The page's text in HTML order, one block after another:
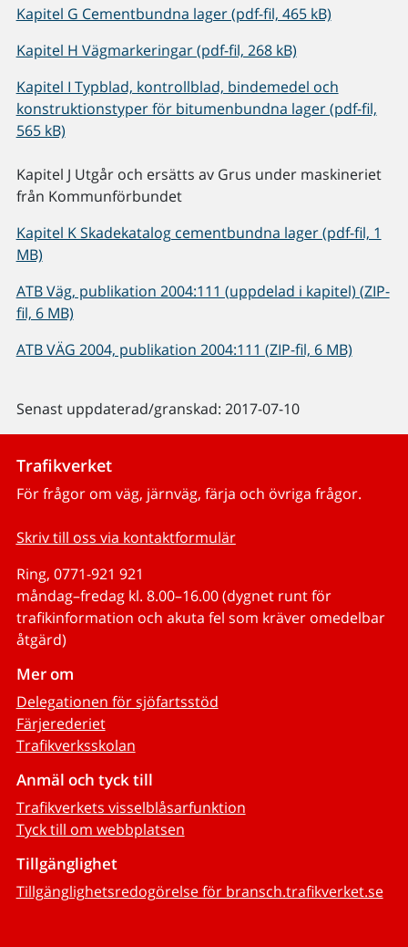
Kapitel G Cementbundna lager (pdf-fil, 465 kB)
Kapitel H Vägmarkeringar (pdf-fil, 268 kB)
Kapitel I Typblad, kontrollblad, bindemedel och
konstruktionstyper för bitumenbundna lager (pdf-fil,
565 kB)
Kapitel J Utgår och ersätts av Grus under maskineriet
från Kommunförbundet
Kapitel K Skadekatalog cementbundna lager (pdf-fil, 1
MB)
ATB Väg, publikation 2004:111 (uppdelad i kapitel) (ZIP-
fil, 6 MB)
ATB VÄG 2004, publikation 2004:111 (ZIP-fil, 6 MB)
Senast uppdaterad/granskad: 2017-07-10
Trafikverket
För frågor om väg, järnväg, färja och övriga frågor.
Skriv till oss via kontaktformulär
Ring, 0771-921 921
måndag–fredag kl. 8.00–16.00 (dygnet runt för
trafikinformation och akuta fel som kräver omedelbar
åtgärd)
Mer om
Delegationen för sjöfartsstöd
Färjerederiet
Trafikverksskolan
Anmäl och tyck till
Trafikverkets visselblåsarfunktion
Tyck till om webbplatsen
Tillgänglighet
Tillgänglighetsredogörelse för bransch.trafikverket.se